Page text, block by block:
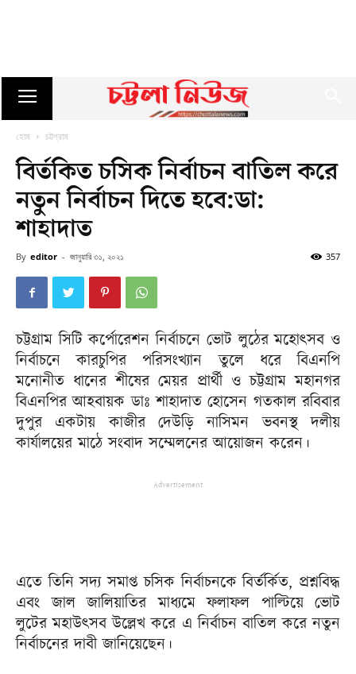
হোম চট্টগ্রাম
বির্তকিত চসিক নির্বাচন বাতিল করে
নতুন নির্বাচন দিতে হবে:ডা:
শাহাদাত
By editor - জানুয়ারি ৩১, ২০২১ 357
চট্টগ্রাম সিটি কর্পোরেশন নির্বাচনে ভোট লুঠের মহোৎসব ও
নির্বাচনে কারচুপির পরিসংখ্যান তুলে ধরে বিএনপি
মনোনীত ধানের শীষের মেয়র প্রার্থী ও চট্টগ্রাম মহানগর
বিএনপির আহবায়ক ডাঃ শাহাদাত হোসেন গতকাল রবিবার
দুপুর একটায় কাজীর দেউড়ি নাসিমন ভবনস্থ দলীয়
কার্যালয়ের মাঠে সংবাদ সম্মেলনের আয়োজন করেন।
Advertisement
এতে তিনি সদ্য সমাপ্ত চসিক নির্বাচনকে বির্তর্কিত, প্রশ্নবিদ্ধ
এবং জাল জালিয়াতির মাধ্যমে ফলাফল পাল্টিয়ে ভোট
লুটের মহাউৎসব উল্লেখ করে এ নির্বাচন বাতিল করে নতুন
নির্বাচনের দাবী জানিয়েছেন।